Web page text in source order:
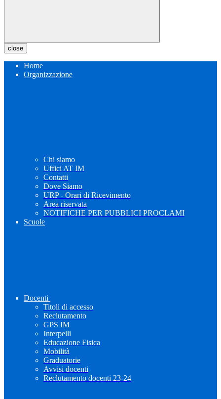
close
Home
Organizzazione
Chi siamo
Uffici AT IM
Contatti
Dove Siamo
URP - Orari di Ricevimento
Area riservata
NOTIFICHE PER PUBBLICI PROCLAMI
Scuole
Docenti
Titoli di accesso
Reclutamento
GPS IM
Interpelli
Educazione Fisica
Mobilità
Graduatorie
Avvisi docenti
Reclutamento docenti 23-24